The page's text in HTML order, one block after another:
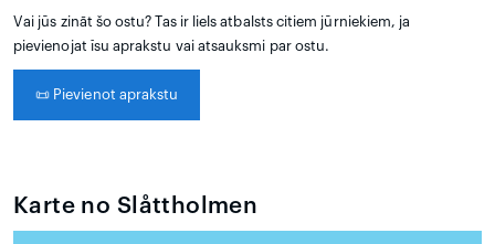
Vai jūs zināt šo ostu? Tas ir liels atbalsts citiem jūrniekiem, ja
pievienojat īsu aprakstu vai atsauksmi par ostu.
📜 Pievienot aprakstu
Karte no Slåttholmen